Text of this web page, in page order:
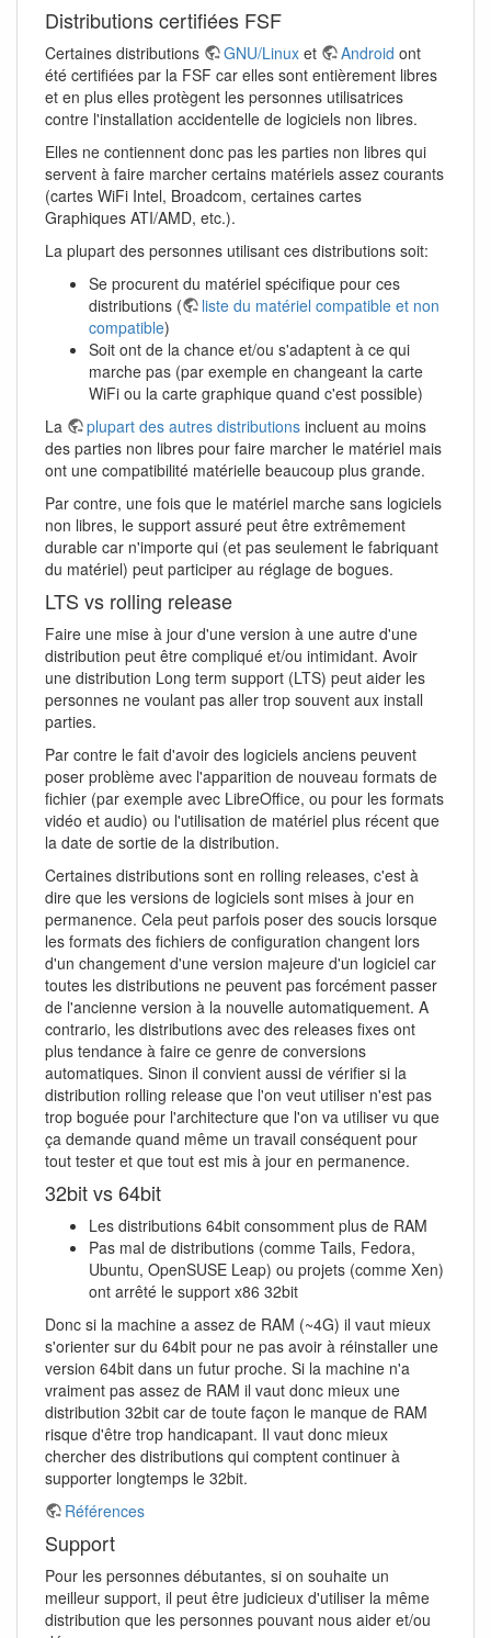
Distributions certifiées FSF
Certaines distributions GNU/Linux et Android ont
été certifiées par la FSF car elles sont entièrement libres
et en plus elles protègent les personnes utilisatrices
contre l'installation accidentelle de logiciels non libres.
Elles ne contiennent donc pas les parties non libres qui
servent à faire marcher certains matériels assez courants
(cartes WiFi Intel, Broadcom, certaines cartes
Graphiques ATI/AMD, etc.).
La plupart des personnes utilisant ces distributions soit:
Se procurent du matériel spécifique pour ces
distributions (
liste du matériel compatible et non
compatible)
Soit ont de la chance et/ou s'adaptent à ce qui
marche pas (par exemple en changeant la carte
WiFi ou la carte graphique quand c'est possible)
La
plupart des autres distributions incluent au moins
des parties non libres pour faire marcher le matériel mais
ont une compatibilité matérielle beaucoup plus grande.
Par contre, une fois que le matériel marche sans logiciels
non libres, le support assuré peut être extrêmement
durable car n'importe qui (et pas seulement le fabriquant
du matériel) peut participer au réglage de bogues.
LTS vs rolling release
Faire une mise à jour d'une version à une autre d'une
distribution peut être compliqué et/ou intimidant. Avoir
une distribution Long term support (LTS) peut aider les
personnes ne voulant pas aller trop souvent aux install
parties.
Par contre le fait d'avoir des logiciels anciens peuvent
poser problème avec l'apparition de nouveau formats de
fichier (par exemple avec LibreOffice, ou pour les formats
vidéo et audio) ou l'utilisation de matériel plus récent que
la date de sortie de la distribution.
Certaines distributions sont en rolling releases, c'est à
dire que les versions de logiciels sont mises à jour en
permanence. Cela peut parfois poser des soucis lorsque
les formats des fichiers de configuration changent lors
d'un changement d'une version majeure d'un logiciel car
toutes les distributions ne peuvent pas forcément passer
de l'ancienne version à la nouvelle automatiquement. A
contrario, les distributions avec des releases fixes ont
plus tendance à faire ce genre de conversions
automatiques. Sinon il convient aussi de vérifier si la
distribution rolling release que l'on veut utiliser n'est pas
trop boguée pour l'architecture que l'on va utiliser vu que
ça demande quand même un travail conséquent pour
tout tester et que tout est mis à jour en permanence.
32bit vs 64bit
Les distributions 64bit consomment plus de RAM
Pas mal de distributions (comme Tails, Fedora,
Ubuntu, OpenSUSE Leap) ou projets (comme Xen)
ont arrêté le support x86 32bit
Donc si la machine a assez de RAM (~4G) il vaut mieux
s'orienter sur du 64bit pour ne pas avoir à réinstaller une
version 64bit dans un futur proche. Si la machine n'a
vraiment pas assez de RAM il vaut donc mieux une
distribution 32bit car de toute façon le manque de RAM
risque d'être trop handicapant. Il vaut donc mieux
chercher des distributions qui comptent continuer à
supporter longtemps le 32bit.
Références
Support
Pour les personnes débutantes, si on souhaite un
meilleur support, il peut être judicieux d'utiliser la même
distribution que les personnes pouvant nous aider et/ou